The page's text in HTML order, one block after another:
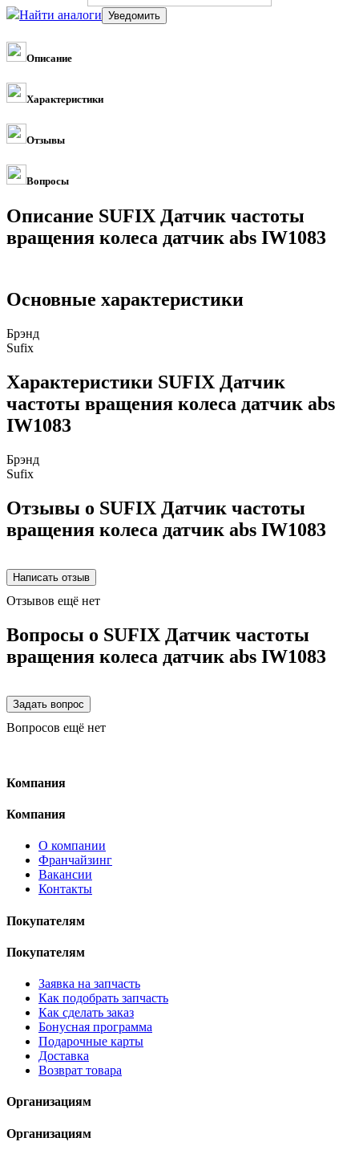
Найти аналоги
Описание
Характеристики
Отзывы
Вопросы
Описание SUFIX Датчик частоты
вращения колеса датчик abs IW1083
Основные характеристики
Брэнд
Sufix
Характеристики SUFIX Датчик
частоты вращения колеса датчик abs
IW1083
Брэнд
Sufix
Отзывы о SUFIX Датчик частоты
вращения колеса датчик abs IW1083
Отзывов ещё нет
Вопросы о SUFIX Датчик частоты
вращения колеса датчик abs IW1083
Вопросов ещё нет
Компания
Компания
О компании
Франчайзинг
Вакансии
Контакты
Покупателям
Покупателям
Заявка на запчасть
Как подобрать запчасть
Как сделать заказ
Бонусная программа
Подарочные карты
Доставка
Возврат товара
Организациям
Организациям